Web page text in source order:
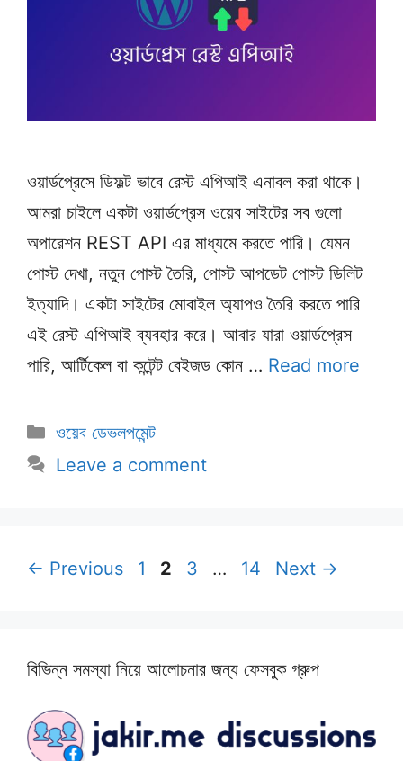
ওয়ার্ডপ্রেসে ডিফল্ট ভাবে রেস্ট এপিআই এনাবল করা থাকে।
আমরা চাইলে একটা ওয়ার্ডপ্রেস ওয়েব সাইটের সব গুলো
অপারেশন REST API এর মাধ্যমে করতে পারি। যেমন
পোস্ট দেখা, নতুন পোস্ট তৈরি, পোস্ট আপডেট পোস্ট ডিলিট
ইত্যাদি। একটা সাইটের মোবাইল অ্যাপও তৈরি করতে পারি
এই রেস্ট এপিআই ব্যবহার করে। আবার যারা ওয়ার্ডপ্রেস
পারি, আর্টিকেল বা কন্টেন্ট বেইজড কোন … Read more
Categories
ওয়েব ডেভলপমেন্ট
Leave a comment
← Previous Page
1 Page
2 Page
3 … Page
14 Next →
বিভিন্ন সমস্যা নিয়ে আলোচনার জন্য ফেসবুক গ্রুপ